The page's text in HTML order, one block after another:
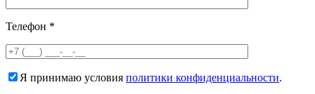
Телефон *
Я принимаю условия политики конфиденциальности.